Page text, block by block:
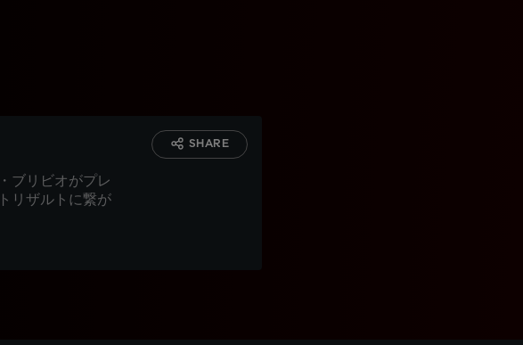
ブリビオがプレ
リザルトに繋が
SHARE